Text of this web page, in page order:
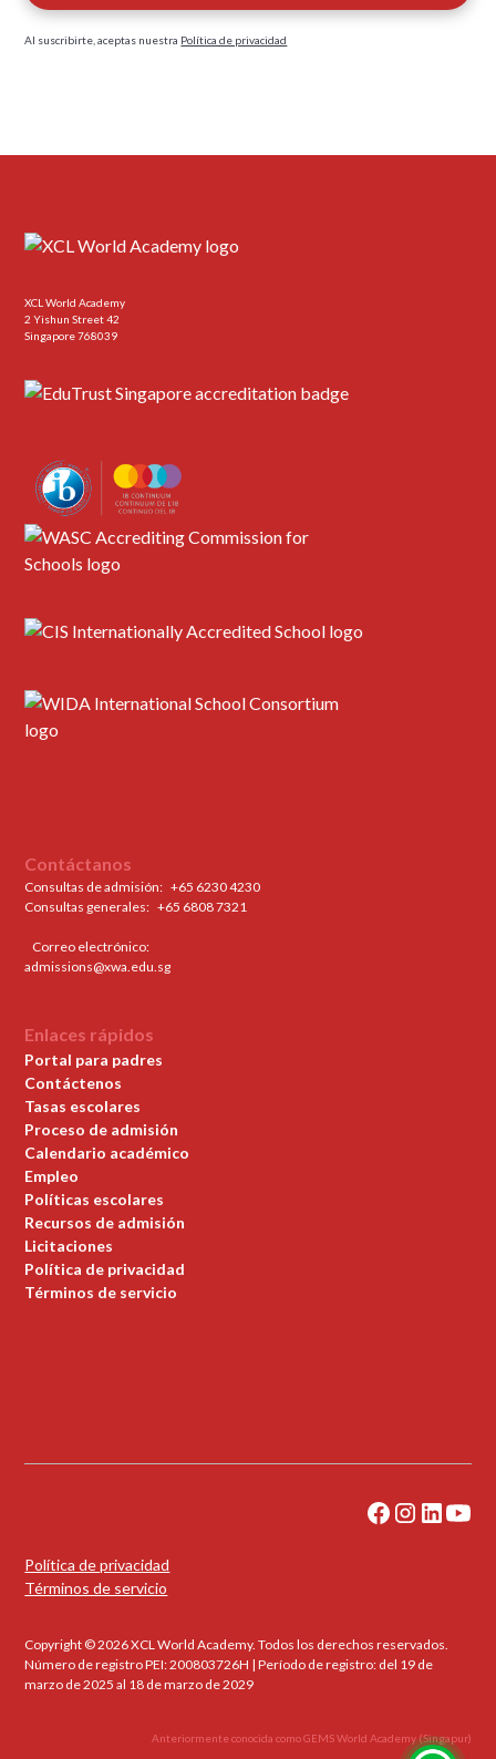
Al suscribirte, aceptas nuestra Política de privacidad
XCL World Academy
2 Yishun Street 42
Singapore 768039
Contáctanos
Consultas de admisión:+65 6230 4230
Consultas generales: ‍+65 6808 7321
Correo electrónico:
admissions@xwa.edu.sg
Enlaces rápidos
Portal para padres
Contáctenos
Tasas escolares
Proceso de admisión
Calendario académico
Empleo
Políticas escolares
Recursos de admisión
Licitaciones
Política de privacidad
Términos de servicio
Copyright © 2026 XCL World Academy. Todos los derechos reservados.
Número de registro PEI: 200803726H | Período de registro: del 19 de
marzo de 2025 al 18 de marzo de 2029
Política de privacidad
Términos de servicio
Anteriormente conocida como GEMS World Academy (Singapur)